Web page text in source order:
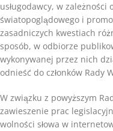
usługodawcy, w zależności
światopoglądowego i
zasadniczych kwestiach
sposób, w odbiorze
wykonywanej przez nich
odnieść do członków Rady
W związku z powyższym
zawieszenie prac
wolności słowa w